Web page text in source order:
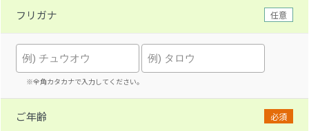
フリガナ 任意
※全角カタカナで入力してください。
ご年齢 必須